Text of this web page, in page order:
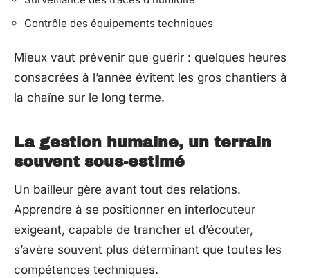
Contrôle des équipements techniques
Mieux vaut prévenir que guérir : quelques heures
consacrées à l’année évitent les gros chantiers à
la chaîne sur le long terme.
La gestion humaine, un terrain
souvent sous-estimé
Un bailleur gère avant tout des relations.
Apprendre à se positionner en interlocuteur
exigeant, capable de trancher et d’écouter,
s’avère souvent plus déterminant que toutes les
compétences techniques.